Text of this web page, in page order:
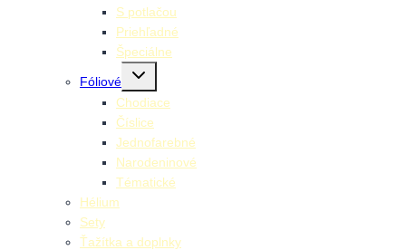
S potlačou
Priehľadné
Špeciálne
Fóliové
Toggle
menu
Chodiace
Číslice
Jednofarebné
Narodeninové
Tématické
Hélium
Sety
Ťažítka a doplnky